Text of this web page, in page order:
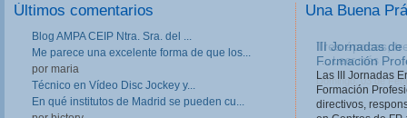
Últimos comentarios
Blog AMPA CEIP Ntra. Sra. del ...
Me parece una excelente forma de que los...
por maria
Técnico en Vídeo Disc Jockey y...
En qué institutos de Madrid se pueden cu...
Una Buena
III Jornadas de
Formación
Las III Jornadas
Formación
directivos,